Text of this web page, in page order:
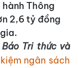
Thông
2,6 tỷ đồng
Báo Tri thức và
ngân sách